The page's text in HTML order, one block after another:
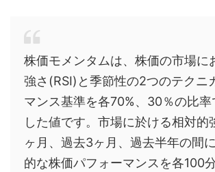
株価モメンタムは、株価の市場に
強さ(RSI)と季節性の2つのテクニ
マンス基準を各70%、30％の比率
した値です。市場に於ける相対
ヶ月、過去3ヶ月、過去半年の間
的な株価パフォーマンスを各100